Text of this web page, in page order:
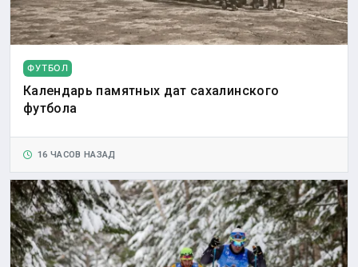
ФУТБОЛ
Календарь памятных дат сахалинского
футбола
16 ЧАСОВ НАЗАД